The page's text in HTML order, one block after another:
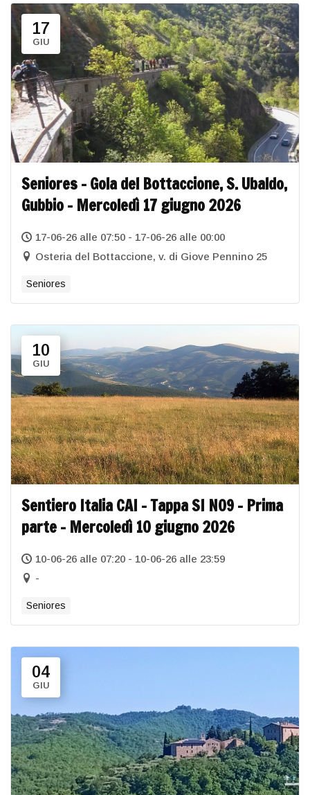
17
GIU
Seniores – Gola del Bottaccione, S. Ubaldo,
Gubbio – Mercoledì 17 giugno 2026
17-06-26 alle 07:50 - 17-06-26 alle 00:00
Osteria del Bottaccione, v. di Giove Pennino 25
Seniores
10
GIU
Sentiero Italia CAI – Tappa SI N09 – Prima
parte – Mercoledì 10 giugno 2026
10-06-26 alle 07:20 - 10-06-26 alle 23:59
-
Seniores
04
GIU